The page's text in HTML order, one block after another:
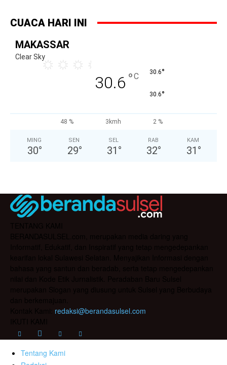
CUACA HARI INI
MAKASSAR
Clear Sky
30.6 °C 30.6°
30.6°
48 % 3kmh 2 %
MING
30°
SEN
29°
SEL
31 °
RAB
32°
KAM
31 °
redaksi@berandasulsel.com
Tentang Kami